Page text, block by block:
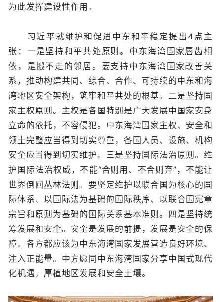
为此发挥建设性作用。
习近平就维护和促进中东和平稳定提出4点主
张：一是坚持和平共处原则。中东海湾国家唇齿相
依，是搬不走的邻居。要支持中东海湾国家改善关
系，推动构建共同、综合、合作、可持续的中东和海
湾地区安全架构，筑牢和平共处的根基。二是坚持国
家主权原则。主权是各国特别是广大发展中国家安身
立命的依托，不容侵犯。中东海湾国家主权、安全和
领土完整应当得到切实尊重，各国人员、设施、机构
安全应当得到切实维护。三是坚持国际法治原则。维
护国际法治权威，不能“合则用、不合则弃”，不能让
世界倒回丛林法则。要坚定维护以联合国为核心的国
际体系、以国际法为基础的国际秩序、以联合国宪章
宗旨和原则为基础的国际关系基本准则。四是坚持统
筹发展和安全。安全是发展的前提，发展是安全的保
障。各方都应该为中东海湾国家发展营造良好环境、
注入正能量。中方愿同中东海湾国家分享中国式现代
化机遇，厚植地区发展和安全土壤。